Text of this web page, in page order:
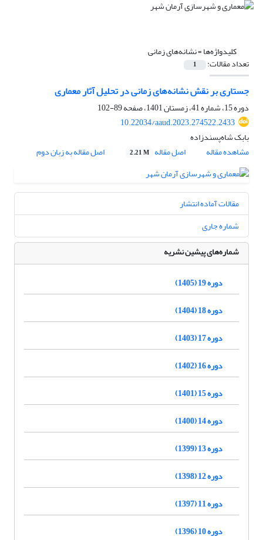
کلیدواژه‌ها =نشانه‌‌های زمانی
تعداد مقالات: 1
جستاری بر نقش نشانه‌های زمانی در تحلیل آثار معماری
دوره 15، شماره 41، زمستان 1401، صفحه
89-102
10.22034/aaud.2023.274522.2433
بابک شاه‌پسندزاده
مشاهده مقاله
اصل مقاله 2.21 M اصل مقاله به زبان دوم
مقالات آماده انتشار
شماره جاری
شماره‌های پیشین نشریه
دوره 19 (1405)
دوره 18 (1404)
دوره 17 (1403)
دوره 16 (1402)
دوره 15 (1401)
دوره 14 (1400)
دوره 13 (1399)
دوره 12 (1398)
دوره 11 (1397)
دوره 10 (1396)